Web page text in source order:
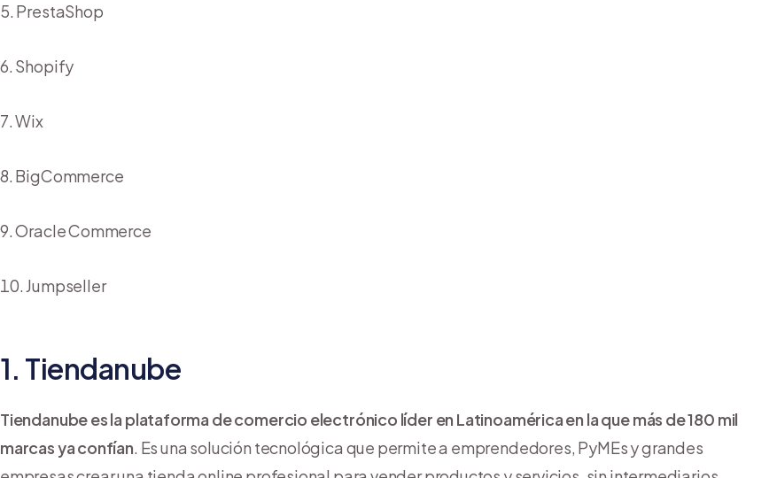
PrestaShop
Shopify
Wix
BigCommerce
Oracle Commerce
Jumpseller
1. Tiendanube
Tiendanube es la plataforma de comercio electrónico líder en Latinoamérica en la que más de 180 mil
marcas ya confían. Es una solución tecnológica que permite a emprendedores, PyMEs y grandes